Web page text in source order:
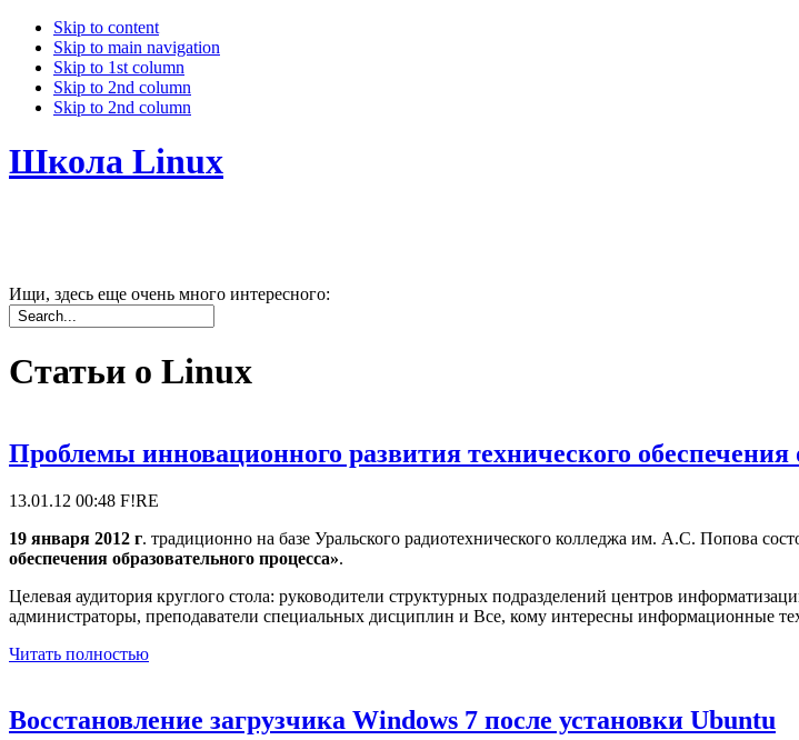
Skip to content
Skip to main navigation
Skip to 1st column
Skip to 2nd column
Skip to 2nd column
Школа Linux
Ищи, здесь еще очень много интересного:
Статьи о Linux
Проблемы инновационного развития технического обеспечения
13.01.12 00:48 F!RE
19 января 2012 г. традиционно на базе Уральского радиотехнического колледжа им. А.С. Попова
обеспечения образовательного процесса».
Целевая аудитория круглого стола: руководители структурных подразделений центров
администраторы, преподаватели специальных дисциплин и Все, кому интересны информационные
Читать полностью
Восстановление загрузчика Windows 7 после установки Ubuntu